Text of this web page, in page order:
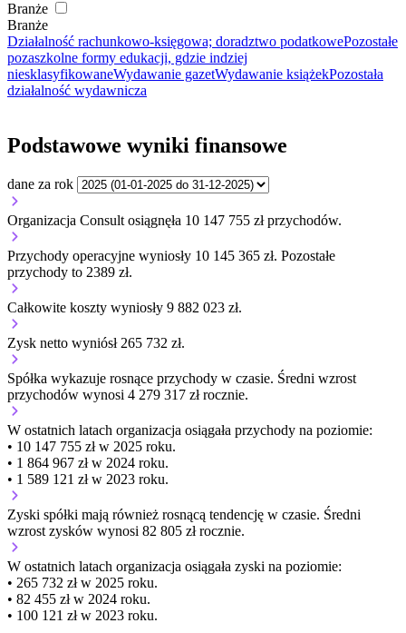
Branże
Branże
Działalność rachunkowo-księgowa; doradztwo podatkowePozostałe
pozaszkolne formy edukacji, gdzie indziej
niesklasyfikowaneWydawanie gazetWydawanie książekPozostała
działalność wydawnicza
Podstawowe wyniki finansowe
dane za rok
Organizacja Consult osiągnęła 10 147 755 zł przychodów.
Przychody operacyjne wyniosły 10 145 365 zł. Pozostałe
przychody to 2389 zł.
Całkowite koszty wyniosły 9 882 023 zł.
Zysk netto wyniósł 265 732 zł.
Spółka wykazuje rosnące przychody w czasie. Średni wzrost
przychodów wynosi 4 279 317 zł rocznie.
W ostatnich latach organizacja osiągała przychody na poziomie:
• 10 147 755 zł w 2025 roku.
• 1 864 967 zł w 2024 roku.
• 1 589 121 zł w 2023 roku.
Zyski spółki mają również rosnącą tendencję w czasie. Średni
wzrost zysków wynosi 82 805 zł rocznie.
W ostatnich latach organizacja osiągała zyski na poziomie:
• 265 732 zł w 2025 roku.
• 82 455 zł w 2024 roku.
• 100 121 zł w 2023 roku.